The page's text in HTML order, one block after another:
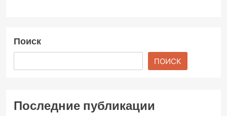
Поиск
ПОИСК
Последние публикации